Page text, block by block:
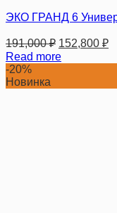
ЭКО ГРАНД 6
191,000₽ 152,800 ₽
Read more
-20%
Новинка